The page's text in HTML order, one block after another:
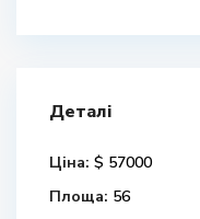
Деталі
Ціна: $ 57000
Площа: 56